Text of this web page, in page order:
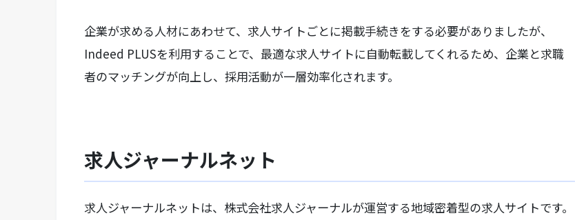
企業が求める人材にあわせて、求人サイトごとに掲載手続きをする必要がありましたが、
Indeed PLUSを利用することで、最適な求人サイトに自動転載してくれるため、企業と求職
者のマッチングが向上し、採用活動が一層効率化されます。
求人ジャーナルネット
求人ジャーナルネットは、株式会社求人ジャーナルが運営する地域密着型の求人サイトです。